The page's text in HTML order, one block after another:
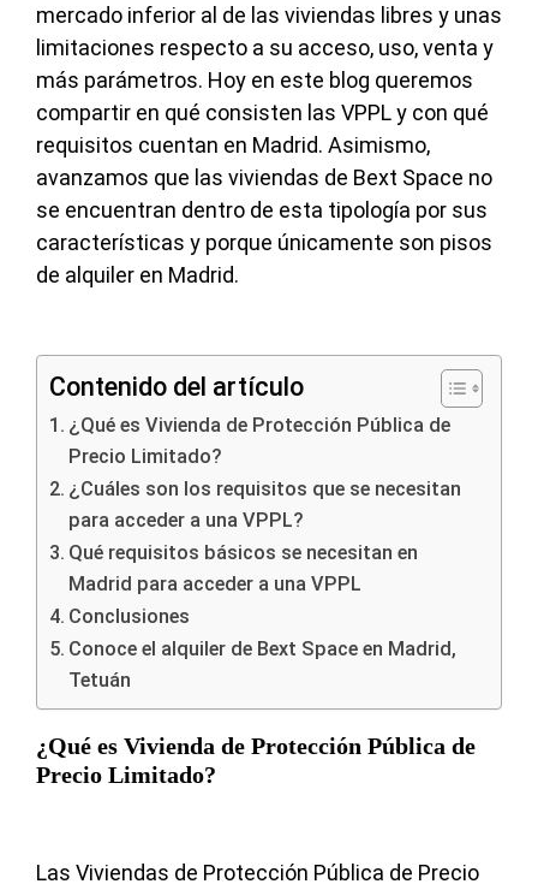
mercado inferior al de las viviendas libres y unas
limitaciones respecto a su acceso, uso, venta y
más parámetros. Hoy en este blog queremos
compartir en qué consisten las VPPL y con qué
requisitos cuentan en Madrid. Asimismo,
avanzamos que las viviendas de Bext Space no
se encuentran dentro de esta tipología por sus
características y porque únicamente son pisos
de alquiler en Madrid.
Contenido del artículo
¿Qué es Vivienda de Protección Pública de
Precio Limitado?
¿Cuáles son los requisitos que se necesitan
para acceder a una VPPL?
Qué requisitos básicos se necesitan en
Madrid para acceder a una VPPL
Conclusiones
Conoce el alquiler de Bext Space en Madrid,
Tetuán
¿Qué es Vivienda de Protección Pública de
Precio Limitado?
Las Viviendas de Protección Pública de Precio